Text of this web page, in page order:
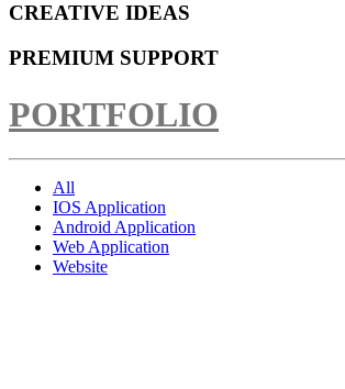
CREATIVE IDEAS
PREMIUM SUPPORT
PORTFOLIO
All
IOS Application
Android Application
Web Application
Website